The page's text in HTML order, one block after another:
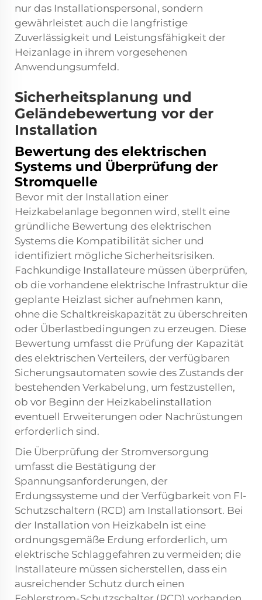
nur das Installationspersonal, sondern
gewährleistet auch die langfristige
Zuverlässigkeit und Leistungsfähigkeit der
Heizanlage in ihrem vorgesehenen
Anwendungsumfeld.
Sicherheitsplanung und
Geländebewertung vor der
Installation
Bewertung des elektrischen
Systems und Überprüfung der
Stromquelle
Bevor mit der Installation einer
Heizkabelanlage begonnen wird, stellt eine
gründliche Bewertung des elektrischen
Systems die Kompatibilität sicher und
identifiziert mögliche Sicherheitsrisiken.
Fachkundige Installateure müssen überprüfen,
ob die vorhandene elektrische Infrastruktur die
geplante Heizlast sicher aufnehmen kann,
ohne die Schaltkreiskapazität zu überschreiten
oder Überlastbedingungen zu erzeugen. Diese
Bewertung umfasst die Prüfung der Kapazität
des elektrischen Verteilers, der verfügbaren
Sicherungsautomaten sowie des Zustands der
bestehenden Verkabelung, um festzustellen,
ob vor Beginn der Heizkabelinstallation
eventuell Erweiterungen oder Nachrüstungen
erforderlich sind.
Die Überprüfung der Stromversorgung
umfasst die Bestätigung der
Spannungsanforderungen, der
Erdungssysteme und der Verfügbarkeit von FI-
Schutzschaltern (RCD) am Installationsort. Bei
der Installation von Heizkabeln ist eine
ordnungsgemäße Erdung erforderlich, um
elektrische Schlaggefahren zu vermeiden; die
Installateure müssen sicherstellen, dass ein
ausreichender Schutz durch einen